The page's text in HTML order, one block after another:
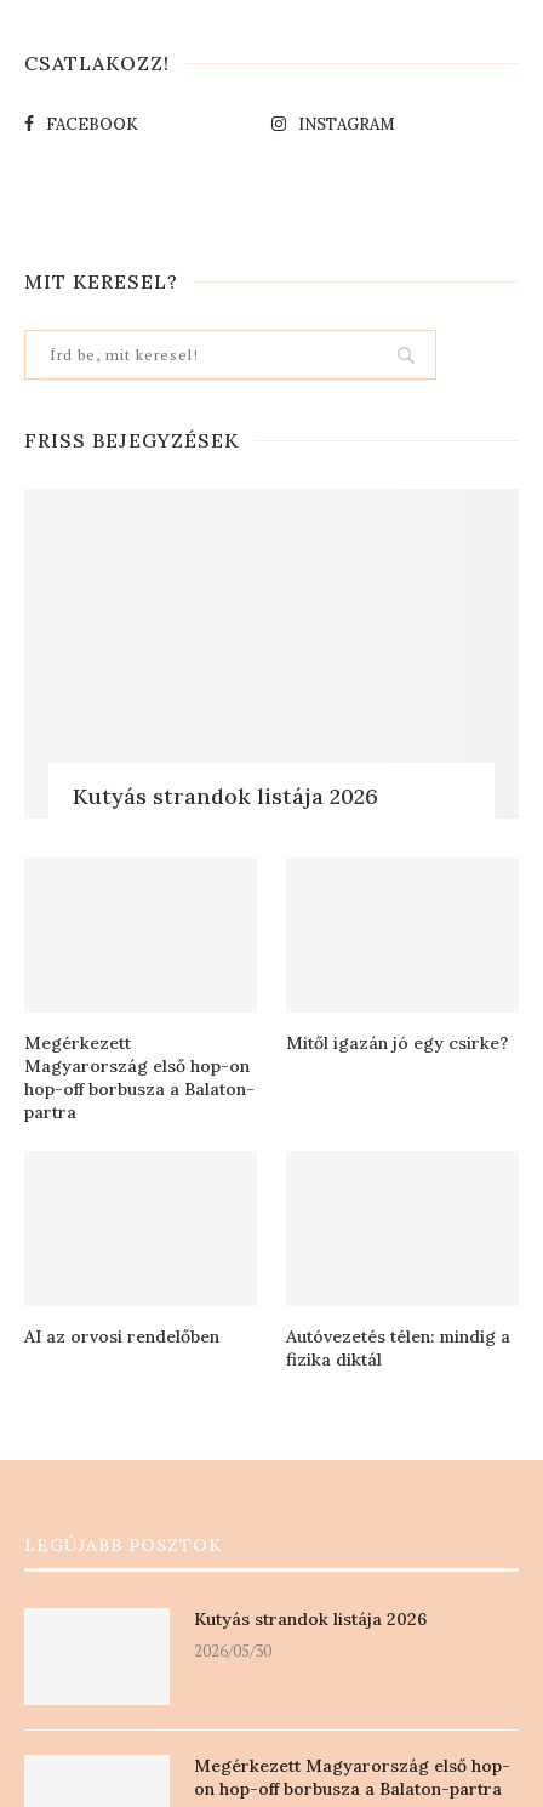
CSATLAKOZZ!
FACEBOOK INSTAGRAM
MIT KERESEL?
FRISS BEJEGYZÉSEK
Kutyás strandok listája 2026
Megérkezett
Magyarország első hop-on
hop-off borbusza a Balaton-
partra
Mitől igazán jó egy csirke?
AI az orvosi rendelőben
Autóvezetés télen: mindig a
fizika diktál
LEGÚJABB POSZTOK
Kutyás strandok listája 2026
2026/05/30
Megérkezett Magyarország első hop-
on hop-off borbusza a Balaton-partra